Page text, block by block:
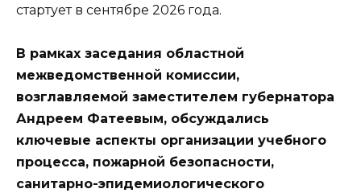
стартует в сентябре 2026 года.
В рамках заседания областной
межведомственной комиссии,
возглавляемой заместителем губернатора
Андреем Фатеевым, обсуждались
ключевые аспекты организации учебного
процесса, пожарной безопасности,
санитарно-эпидемиологического